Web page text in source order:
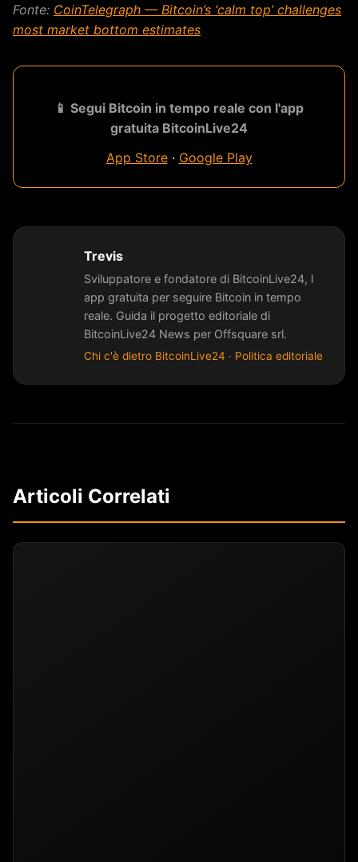
Fonte: CoinTelegraph — Bitcoin’s ‘calm top’ challenges
most market bottom estimates
📱 Segui Bitcoin in tempo reale con l'app
gratuita BitcoinLive24
App Store· Google Play
Trevis
Sviluppatore e fondatore di BitcoinLive24, l
app gratuita per seguire Bitcoin in tempo
reale. Guida il progetto editoriale di
BitcoinLive24 News per Offsquare srl.
Chi c'è dietro BitcoinLive24 · Politica editoriale
Articoli Correlati